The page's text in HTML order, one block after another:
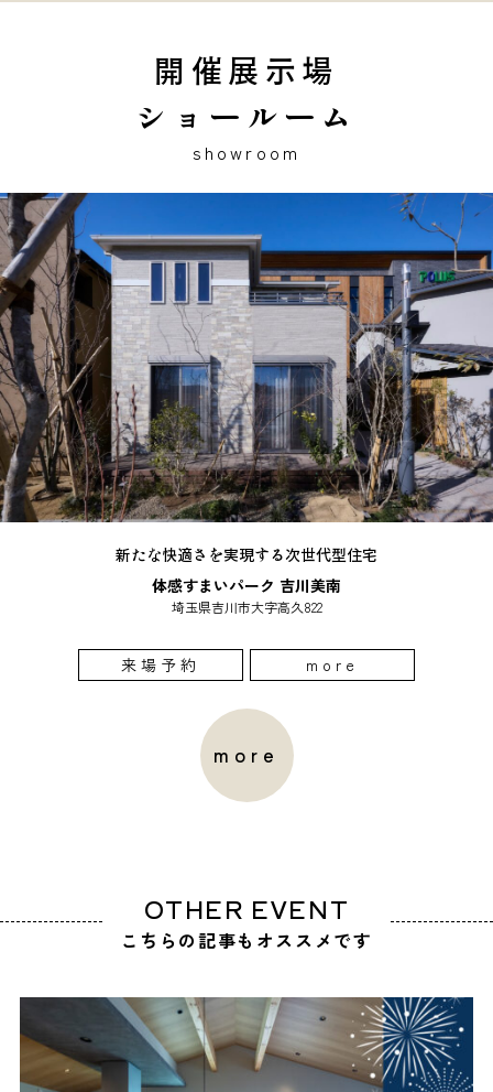
開催展示場
ショールーム
showroom
新たな快適さを実現する次世代型住宅
体感すまいパーク 吉川美南
埼玉県吉川市大字高久822
来場予約 more
more
OTHER EVENT
こちらの記事もオススメです